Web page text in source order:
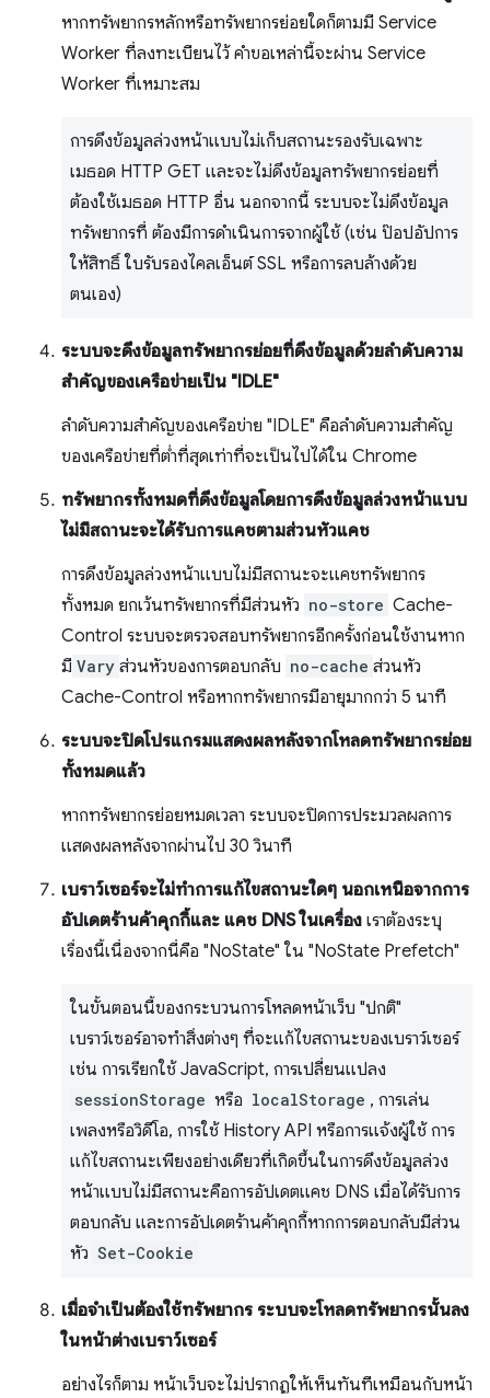
หากทรัพยากรหลักหรือทรัพยากรย่อยใดก็ตามมี Service
Worker ที่ลงทะเบียนไว้ คำขอเหล่านี้จะผ่าน Service
Worker ที่เหมาะสม
การดึงข้อมูลล่วงหน้าแบบไม่เก็บสถานะรองรับเฉพาะ
เมธอด HTTP GET และจะไม่ดึงข้อมูลทรัพยากรย่อยที่
ต้องใช้เมธอด HTTP อื่น นอกจากนี้ ระบบจะไม่ดึงข้อมูล
ทรัพยากรที่ ต้องมีการดำเนินการจากผู้ใช้ (เช่น ป๊อปอัปการ
ให้สิทธิ์ ใบรับรองไคลเอ็นต์ SSL หรือการลบล้างด้วย
ตนเอง)
ระบบจะดึงข้อมูลทรัพยากรย่อยที่ดึงข้อมูลด้วยลำดับความ
สำคัญของเครือข่ายเป็น "IDLE"
ลำดับความสำคัญของเครือข่าย "IDLE" คือลำดับความสำคัญ
ของเครือข่ายที่ต่ำที่สุดเท่าที่จะเป็นไปได้ใน Chrome
ทรัพยากรทั้งหมดที่ดึงข้อมูลโดยการดึงข้อมูลล่วงหน้าแบบ
ไม่มีสถานะจะได้รับการแคชตามส่วนหัวแคช
การดึงข้อมูลล่วงหน้าแบบไม่มีสถานะจะแคชทรัพยากร
ทั้งหมด ยกเว้นทรัพยากรที่มีส่วนหัว no-store Cache-
Control ระบบจะตรวจสอบทรัพยากรอีกครั้งก่อนใช้งานหาก
มี Vary ส่วนหัวของการตอบกลับ no-cache ส่วนหัว
Cache-Control หรือหากทรัพยากรมีอายุมากกว่า 5 นาที
ระบบจะปิดโปรแกรมแสดงผลหลังจากโหลดทรัพยากรย่อย
ทั้งหมดแล้ว
หากทรัพยากรย่อยหมดเวลา ระบบจะปิดการประมวลผลการ
แสดงผลหลังจากผ่านไป 30 วินาที
เบราว์เซอร์จะไม่ทำการแก้ไขสถานะใดๆ นอกเหนือจากการ
อัปเดตร้านค้าคุกกี้และ แคช DNS ในเครื่อง เราต้องระบุ
เรื่องนี้เนื่องจากนี่คือ "NoState" ใน "NoState Prefetch"
ในขั้นตอนนี้ของกระบวนการโหลดหน้าเว็บ "ปกติ"
เบราว์เซอร์อาจทำสิ่งต่างๆ ที่จะแก้ไขสถานะของเบราว์เซอร์
เช่น การเรียกใช้ JavaScript, การเปลี่ยนแปลง
sessionStorage หรือ localStorage , การเล่น
เพลงหรือวิดีโอ, การใช้ History API หรือการแจ้งผู้ใช้ การ
แก้ไขสถานะเพียงอย่างเดียวที่เกิดขึ้นในการดึงข้อมูลล่วง
หน้าแบบไม่มีสถานะคือการอัปเดตแคช DNS เมื่อได้รับการ
ตอบกลับ และการอัปเดตร้านค้าคุกกี้หากการตอบกลับมีส่วน
หัว Set-Cookie
เมื่อจำเป็นต้องใช้ทรัพยากร ระบบจะโหลดทรัพยากรนั้นลง
ในหน้าต่างเบราว์เซอร์
อย่างไรก็ตาม หน้าเว็บจะไม่ปรากฏให้เห็นทันทีเหมือนกับหน้า